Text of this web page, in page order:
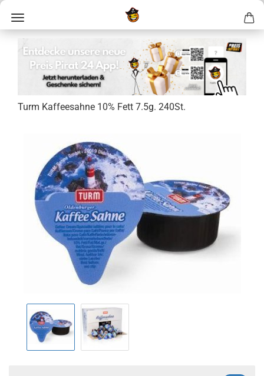
Turm Kaf­fee­sah­ne 10% Fett 7.5g. 240St.